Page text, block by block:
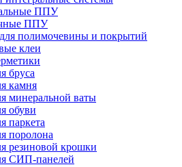
ППУ
ППУ
полимочевины и покрытий
клеи
бруса
камня
минеральной ваты
обуви
паркета
поролона
резиновой крошки
СИП-панелей